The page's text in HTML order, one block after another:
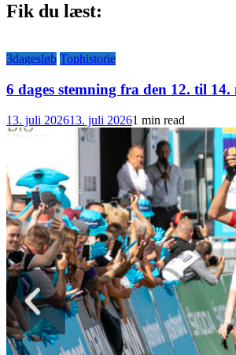
Fik du læst:
3dagesløb Tophistorie
6 dages stemning fra den 12. til 14.
13. juli 202613. juli 20261 min read